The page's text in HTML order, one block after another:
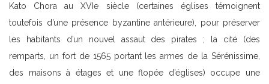
Kato Chora au XVIe siècle (certaines églises témoignent
toutefois d’une présence byzantine antérieure), pour préserver
les habitants d’un nouvel assaut des pirates ; la cité (des
remparts, un fort de 1565 portant les armes de la Sérénissime,
des maisons à étages et une flopée d’églises) occupe une